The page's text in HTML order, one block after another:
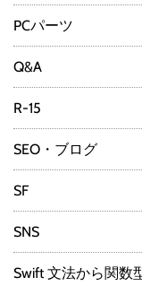
PCパーツ
Q&A
R-15
SEO・ブログ
SF
SNS
Swift 文法から関数